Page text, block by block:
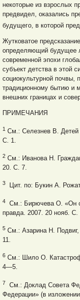
некоторые из взрослых
предвидел, оказались
будущего, в которой
Жутковатое
определяющий будущее
современной эпохи
субъект детства в этой
социокультурной почвы,
традиционному бытию и
внешних границах и
ПРИМЕЧАНИЯ
1 См.: Селезнев В. Детей
С. 1.
2 См.: Иванова Н.
20. С. 7.
3 Цит. по: Букин А.
4
См.: Бирючева О. «Он
правда. 2007. 20 нояб. С.
5 См.: Азарина Н. Подвиг,
11.
6 См.: Шило О.
4—5.
7
См.: Доклад Совета
Федерации» (в